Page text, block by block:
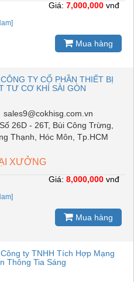
Giá: 7,000,000 vnđ
Mua hàng
CÔNG TY CỔ PHẦN THIẾT BỊ
TƯ CƠ KHÍ SÀI GÒN
sales9@cokhisg.com.vn
Số 26D - 26T, Bùi Công Trừng,
Thạnh, Hóc Môn, Tp.HCM
XƯỞNG
Giá: 8,000,000 vnđ
Mua hàng
Công ty TNHH Tích Hợp Mạng
Thông Tia Sáng